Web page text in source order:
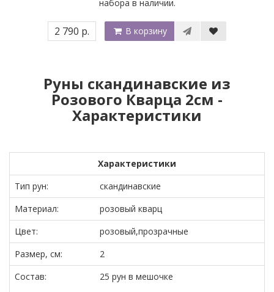
набора в наличии.
2 790 р. В корзину
Руны скандинавские из
Розового Кварца 2см -
Характеристики
Характеристики
Тип рун:
скандинавские
Материал:
розовый кварц
Цвет:
розовый,прозрачные
Размер, см:
2
Состав:
25 рун в мешочке